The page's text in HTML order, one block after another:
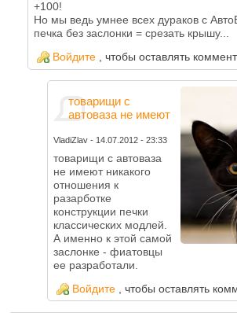
+100!
Но мы ведь умнее всех дураков с
печка без заслонки = срезать крышу...
Войдите
, чтобы оставлять
товарищи с
автоваза не имеют
VladiZlav- 14.07.2012 - 23:33
товарищи с автоваза
не имеют никакого
отношения к
разарботке
конструкции печки
классических модлей.
А именно к этой самой
заслонке - фиатовцы
ее разработали.
Войдите
, чтобы оставлять